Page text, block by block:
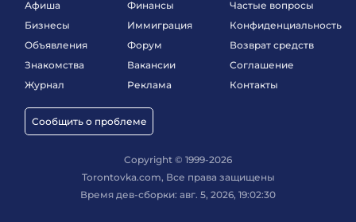
Афиша
Бизнесы
Объявления
Знакомства
Журнал
Сообщить о проблеме
Финансы
Иммиграция
Форум
Вакансии
Реклама
Частые вопросы
Конфиденциальность
Возврат средств
Соглашение
Контакты
Copyright © 1999-2026
Torontovka.com, Все права защищены
Время дев-сборки: авг. 5, 2026, 19:02:30